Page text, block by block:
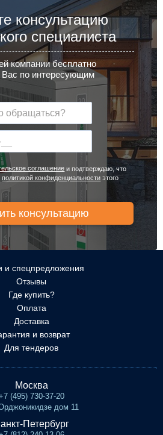
консультацию
специалиста
компании бесплатно
Вас по интересующим
соглашение и подтверждаю, что
политикой конфиденциальности этого
и спецпредложения
Отзывы
Где купить?
Оплата
Доставка
и возврат
Для тендеров
Москва
(495) 730-37-20
дом 11
Петербург